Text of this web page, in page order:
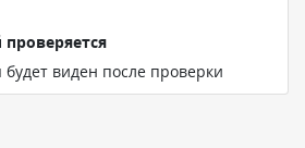
виден после проверки